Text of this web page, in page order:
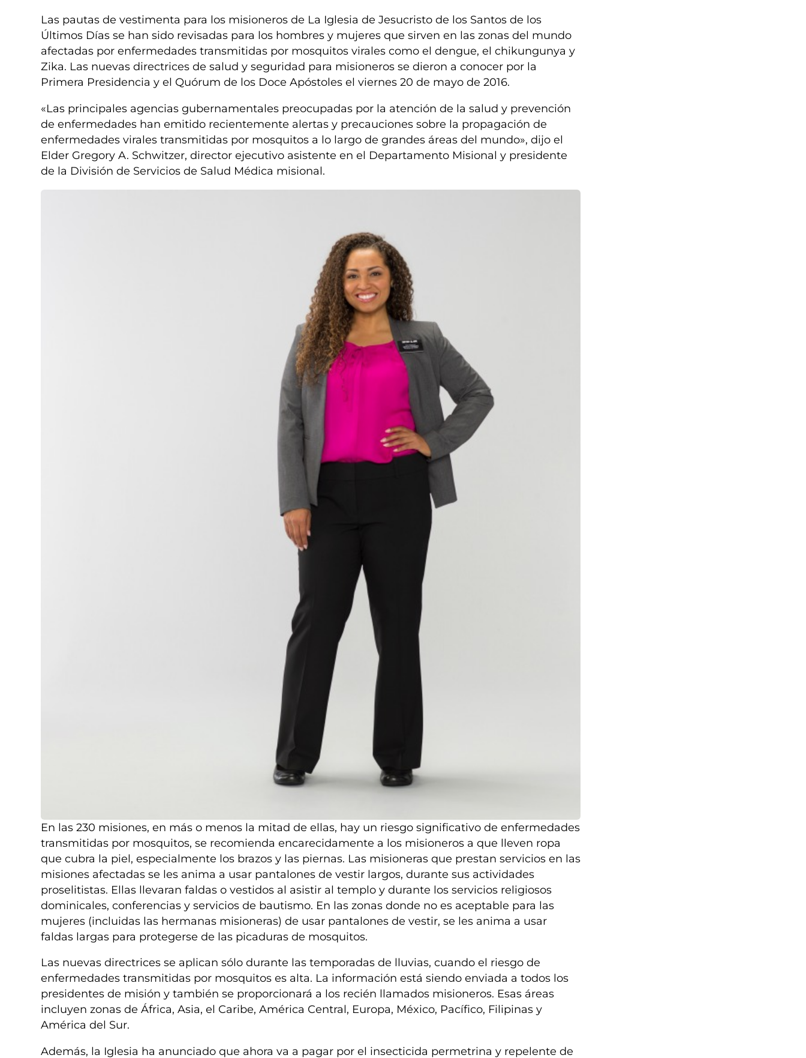
Las pautas de vestimenta para los misioneros de La Iglesia de Jesucristo de los Santos de los
Últimos Días se han sido revisadas para los hombres y mujeres que sirven en las zonas del mundo
afectadas por enfermedades transmitidas por mosquitos virales como el dengue, el chikungunya y
Zika. Las nuevas directrices de salud y seguridad para misioneros se dieron a conocer por la
Primera Presidencia y el Quórum de los Doce Apóstoles el viernes 20 de mayo de 2016.
«Las principales agencias gubernamentales preocupadas por la atención de la salud y prevención
de enfermedades han emitido recientemente alertas y precauciones sobre la propagación de
enfermedades virales transmitidas por mosquitos a lo largo de grandes áreas del mundo», dijo el
Elder Gregory A. Schwitzer, director ejecutivo asistente en el Departamento Misional y presidente
de la División de Servicios de Salud Médica misional.
En las 230 misiones, en más o menos la mitad de ellas, hay un riesgo significativo de enfermedades
transmitidas por mosquitos, se recomienda encarecidamente a los misioneros a que lleven ropa
que cubra la piel, especialmente los brazos y las piernas. Las misioneras que prestan servicios en las
misiones afectadas se les anima a usar pantalones de vestir largos, durante sus actividades
proselitistas. Ellas llevaran faldas o vestidos al asistir al templo y durante los servicios religiosos
dominicales, conferencias y servicios de bautismo. En las zonas donde no es aceptable para las
mujeres (incluidas las hermanas misioneras) de usar pantalones de vestir, se les anima a usar
faldas largas para protegerse de las picaduras de mosquitos.
Las nuevas directrices se aplican sólo durante las temporadas de lluvias, cuando el riesgo de
enfermedades transmitidas por mosquitos es alta. La información está siendo enviada a todos los
presidentes de misión y también se proporcionará a los recién llamados misioneros. Esas áreas
incluyen zonas de África, Asia, el Caribe, América Central, Europa, México, Pacífico, Filipinas y
América del Sur.
Además, la Iglesia ha anunciado que ahora va a pagar por el insecticida permetrina y repelente de